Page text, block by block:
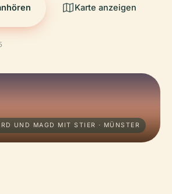
Karte anzeigen
UND MAGD MIT STIER · MÜNSTER